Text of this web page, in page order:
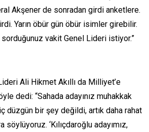
Akşener de sonradan girdi anketlere.
Yarın öbür gün öbür isimler girebilir.
vakit Genel Lideri istiyor.”
Ali Hikmet Akıllı da Milliyet’e
dedi: “Sahada adayınız muhakkak
düzgün bir şey değildi, artık daha rahat
söylüyoruz. ‘Kılıçdaroğlu adayımız,